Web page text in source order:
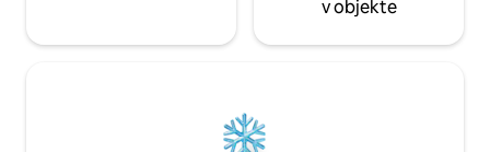
v objekte